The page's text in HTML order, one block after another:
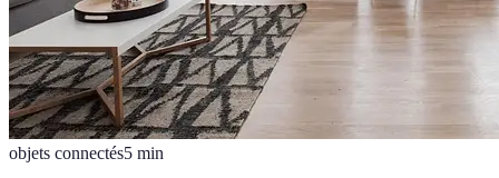
objets connectés5 min